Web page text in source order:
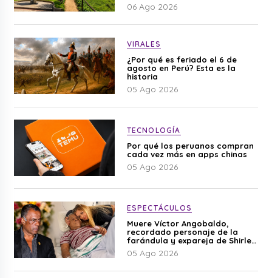
06 Ago 2026
VIRALES
¿Por qué es feriado el 6 de
agosto en Perú? Esta es la
historia
05 Ago 2026
TECNOLOGÍA
Por qué los peruanos compran
cada vez más en apps chinas
05 Ago 2026
ESPECTÁCULOS
Muere Víctor Angobaldo,
recordado personaje de la
farándula y expareja de Shirley
Cherres
05 Ago 2026